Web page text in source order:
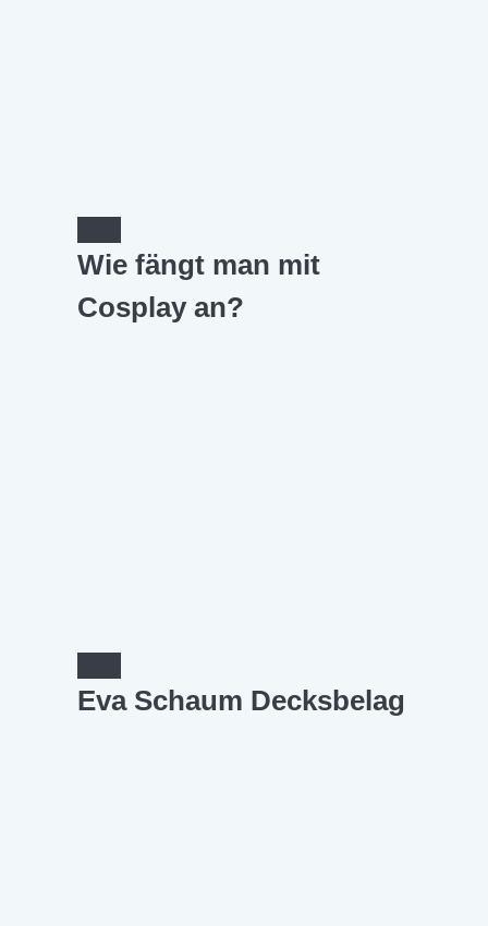
Wie fängt man mit
Cosplay an?
Eva Schaum Decksbelag